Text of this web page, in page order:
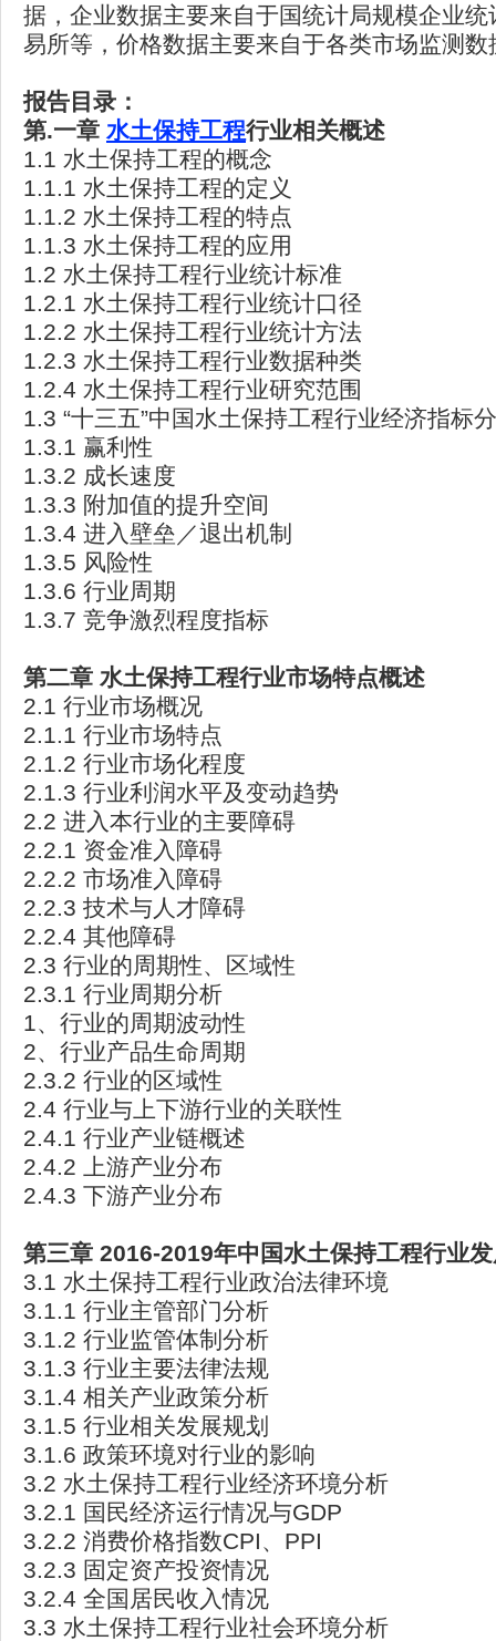
据，企业数据主要来自于国统计局规模企业
易所等，价格数据主要来自于各类市场监测数
报告目录：
第.一章 水土保持工程行业相关概述
1.1 水土保持工程的概念
1.1.1 水土保持工程的定义
1.1.2 水土保持工程的特点
1.1.3 水土保持工程的应用
1.2 水土保持工程行业统计标准
1.2.1 水土保持工程行业统计口径
1.2.2 水土保持工程行业统计方法
1.2.3 水土保持工程行业数据种类
1.2.4 水土保持工程行业研究范围
1.3 “十三五”中国水土保持工程行业经济指标
1.3.1 赢利性
1.3.2 成长速度
1.3.3 附加值的提升空间
1.3.4 进入壁垒／退出机制
1.3.5 风险性
1.3.6 行业周期
1.3.7 竞争激烈程度指标
第二章 水土保持工程行业市场特点概述
2.1 行业市场概况
2.1.1 行业市场特点
2.1.2 行业市场化程度
2.1.3 行业利润水平及变动趋势
2.2 进入本行业的主要障碍
2.2.1 资金准入障碍
2.2.2 市场准入障碍
2.2.3 技术与人才障碍
2.2.4 其他障碍
2.3 行业的周期性、区域性
2.3.1 行业周期分析
1、行业的周期波动性
2、行业产品生命周期
2.3.2 行业的区域性
2.4 行业与上下游行业的关联性
2.4.1 行业产业链概述
2.4.2 上游产业分布
2.4.3 下游产业分布
第三章 2016-2019年中国水土保持工程行业
3.1 水土保持工程行业政治法律环境
3.1.1 行业主管部门分析
3.1.2 行业监管体制分析
3.1.3 行业主要法律法规
3.1.4 相关产业政策分析
3.1.5 行业相关发展规划
3.1.6 政策环境对行业的影响
3.2 水土保持工程行业经济环境分析
3.2.1 国民经济运行情况与GDP
3.2.2 消费价格指数CPI、PPI
3.2.3 固定资产投资情况
3.2.4 全国居民收入情况
3.3 水土保持工程行业社会环境分析